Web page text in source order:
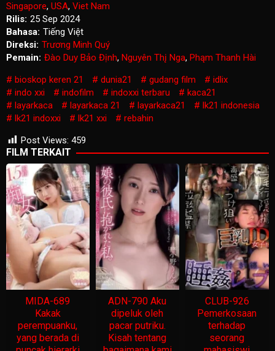
Singapore, USA, Viet Nam
Rilis: 25 Sep 2024
Bahasa: Tiếng Việt
Direksi: Trương Minh Quý
Pemain: Đào Duy Bảo Định, Nguyên Thį Nga, Phąm Thanh Hài
bioskop keren 21
dunia21 gudang film
idlix
indo xxi
indofilm indoxxi terbaru
kaca21
layarkaca
layarkaca 21 layarkaca21
lk21 indonesia
lk21 indoxxi
lk21 xxi
rebahin
Post Views: 459
FILM TERKAIT
MIDA-689
Kakak
perempuanku,
yang berada di
ADN-790 Aku
dipeluk oleh
pacar putriku.
Kisah tentang
CLUB-926
Pemerkosaan
terhadap
seorang